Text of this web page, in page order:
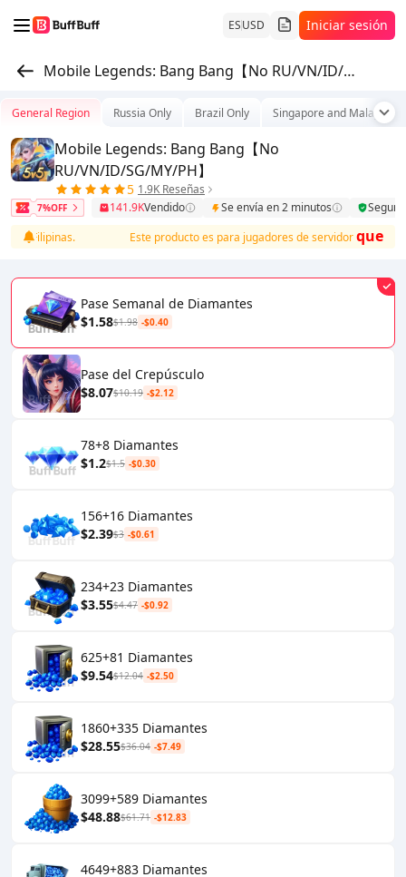
ESUSD Iniciar sesión
Mobile Legends: Bang Bang【No RU/VN/ID/SG/MY/PH】
General Region Russia Only Brazil Only Singapore and Malaysia
Mobile Legends: Bang Bang【No
RU/VN/ID/SG/MY/PH】
5 1.9K Reseñas
7%OFF 141.9KVendido Se envía en 2 minutos
Seguro
y Filipinas.
Este producto es para jugadores de servidorque no
Pase Semanal de Diamantes
$1.58$1.98 -$0.40
Pase del Crepúsculo
$8.07$10.19 -$2.12
78+8 Diamantes
$1.2$1.5 -$0.30
156+16 Diamantes
$2.39$3 -$0.61
234+23 Diamantes
$3.55$4.47 -$0.92
625+81 Diamantes
$9.54$12.04 -$2.50
1860+335 Diamantes
$28.55$36.04 -$7.49
3099+589 Diamantes
$48.88$61.71 -$12.83
4649+883 Diamantes